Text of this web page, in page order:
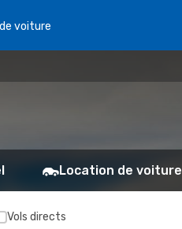
voiture
Location de voiture
Vols directs